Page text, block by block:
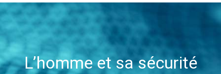
L’homme et sa sécurité